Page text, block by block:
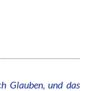
Glauben, und das